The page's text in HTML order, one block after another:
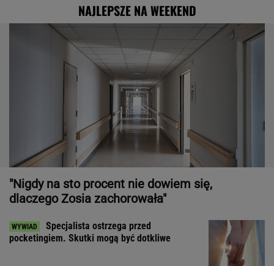
NAJLEPSZE NA WEEKEND
"Nigdy na sto procent nie dowiem się,
dlaczego Zosia zachorowała"
Specjalista ostrzega przed
pocketingiem. Skutki mogą być dotkliwe